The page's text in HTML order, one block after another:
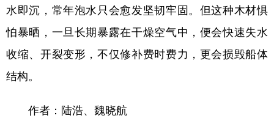
地方频道
北京 天津 河北 山西
水即沉，常年泡水只会愈发坚韧牢固。但这种木材惧
怕暴晒，一旦长期暴露在干燥空气中，便会快速失水
收缩、开裂变形，不仅修补费时费力，更会损毁船体
结构。
作者：陆浩、魏晓航